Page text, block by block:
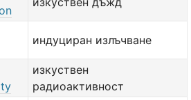
индуциран излъчване
изкуствен
радиоактивност